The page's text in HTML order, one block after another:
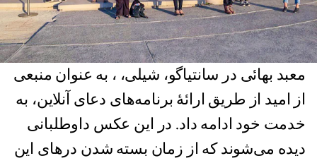
معبد بهائی در سانتیاگو، شیلی، ، به عنوان منبعی
از امید از طریق ارائۀ برنامه‌های دعای آنلاین، به
خدمت خود ادامه داد. در این عکس داوطلبانی
دیده می‌شوند که از زمان بسته شدن درهای این